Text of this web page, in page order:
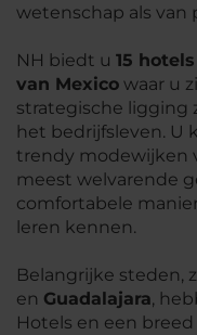
wetenschap als van
NH biedt u 15
van Mexico waar u
strategische ligging
het bedrijfsleven. U
trendy modewijken
meest welvarende
comfortabele
leren kennen.
Belangrijke steden,
en Guadalajara,
Hotels en een